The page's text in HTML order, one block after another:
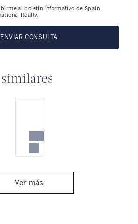
al boletín informativo de Spain
Realty.
ENVIAR CONSULTA
similares
Ver más